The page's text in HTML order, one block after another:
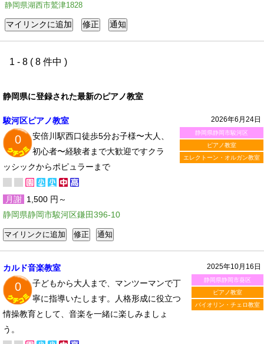
静岡県湖西市鷲津1828
1 - 8 ( 8 件中 )
静岡県に登録された最新のピアノ教室
2026年6月24日
静岡県静岡市駿河区
ピアノ教室
エレクトーン・オルガン教室
駿河区ピアノ教室
0
安倍川駅西口徒歩5分お子様〜大人、
初心者〜経験者まで大歓迎ですクラ
ッシックからポピュラーまで
月謝 1,500 円～
静岡県静岡市駿河区鎌田396-10
2025年10月16日
静岡県静岡市葵区
ピアノ教室
バイオリン・チェロ教室
カルド音楽教室
0
子どもから大人まで、マンツーマンで丁
寧に指導いたします。人格形成に役立つ
情操教育として、音楽を一緒に楽しみましょ
う。